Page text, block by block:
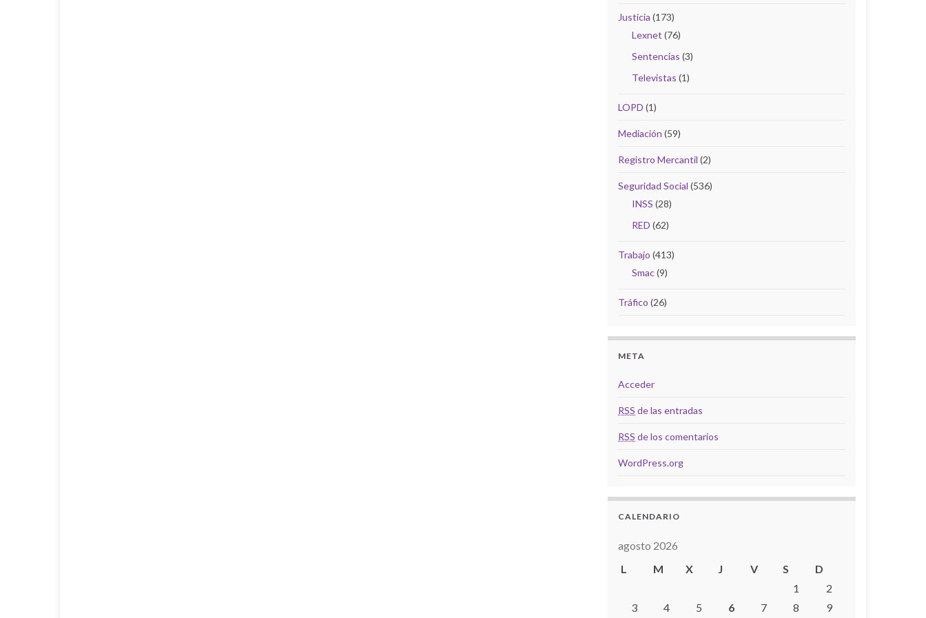
Justicia (173)
Lexnet (76)
Sentencias (3)
Televistas (1)
LOPD (1)
Mediación (59)
Registro Mercantil (2)
Seguridad Social (536)
INSS (28)
RED (62)
Trabajo (413)
Smac(9)
Tráfico (26)
META
Acceder
RSS de las entradas
RSS de los comentarios
WordPress.org
CALENDARIO
agosto 2026
L
M X J V S
D
1
2
3
4 5 6 7 8 9